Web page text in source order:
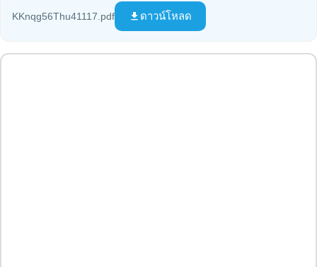
KKnqg56Thu41117.pdf file_download ดาวน์โหลด